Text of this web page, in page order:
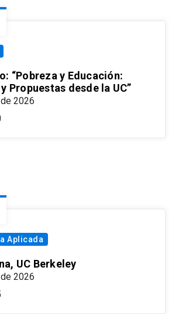
“Pobreza y Educación:
Propuestas desde la UC”
2026
Aplicada
UC Berkeley
2026